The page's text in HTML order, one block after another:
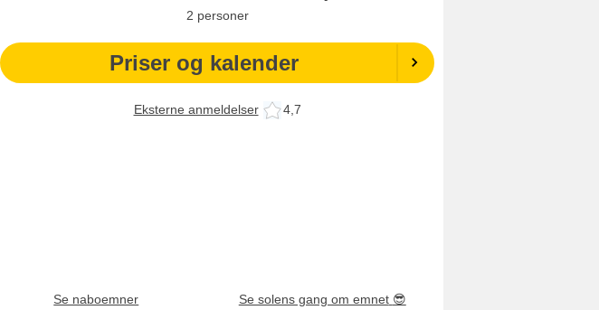
2 personer
Priser og kalender
Eksterne anmeldelser 4,7
Se naboemner Se solens gang om emnet 😎